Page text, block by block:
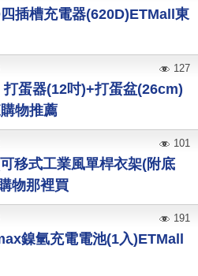
插槽充電器(620D)ETMall東
打蛋器(12吋)+打蛋盆(26cm)
物推薦
127
移式工業風單桿衣架(附底
物那裡買
101
鎳氫充電電池(1入)ETMall
191